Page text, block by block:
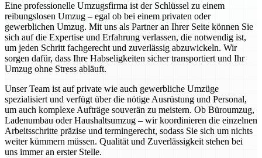
Eine professionelle Umzugsfirma ist der Schlüssel zu einem
reibungslosen Umzug – egal ob bei einem privaten oder
gewerblichen Umzug. Mit uns als Partner an Ihrer Seite können Sie
sich auf die Expertise und Erfahrung verlassen, die notwendig ist,
um jeden Schritt fachgerecht und zuverlässig abzuwickeln. Wir
sorgen dafür, dass Ihre Habseligkeiten sicher transportiert und Ihr
Umzug ohne Stress abläuft.
Unser Team ist auf private wie auch gewerbliche Umzüge
spezialisiert und verfügt über die nötige Ausrüstung und Personal,
um auch komplexe Aufträge souverän zu meistern. Ob Büroumzug,
Ladenumbau oder Haushaltsumzug – wir koordinieren die einzelnen
Arbeitsschritte präzise und termingerecht, sodass Sie sich um nichts
weiter kümmern müssen. Qualität und Zuverlässigkeit stehen bei
uns immer an erster Stelle.